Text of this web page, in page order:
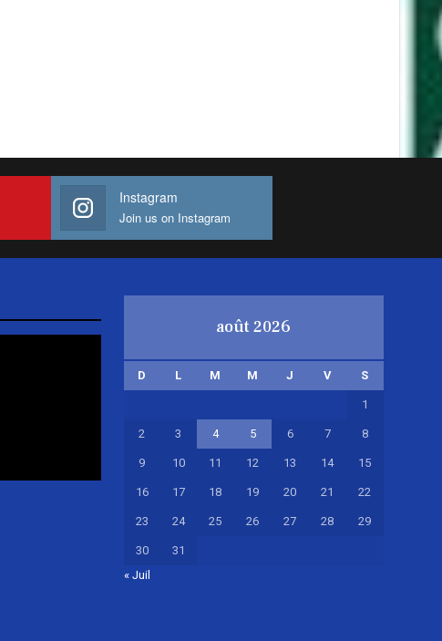
Instagram
Join us on Instagram
août 2026
D L M M J V S
1
2 3 4 5 6 7 8
9 10 11 12 13 14 15
16 17 18 19 20 21 22
23 24 25 26 27 28 29
30
31
« Juil